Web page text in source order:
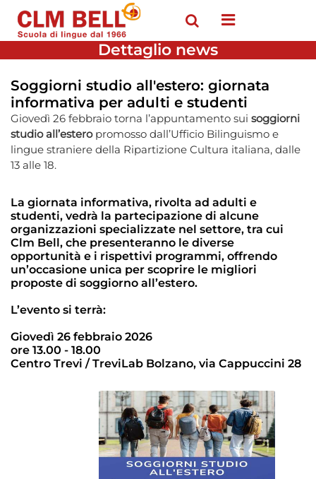
Open menu
Dettaglio news
Soggiorni studio all'estero: giornata
informativa per adulti e studenti
Giovedì 26 febbraio torna l’appuntamento sui soggiorni
studio all’esteropromosso dall’Ufficio Bilinguismo e
lingue straniere della Ripartizione Cultura italiana, dalle
13 alle 18.
La giornata informativa, rivolta ad adulti e
studenti, vedrà la partecipazione di alcune
organizzazioni specializzate nel settore, tra cui
Clm Bell, che presenteranno le diverse
opportunità e i rispettivi programmi, offrendo
un’occasione unica per scoprire le migliori
proposte di soggiorno all’estero.
L’evento si terrà:
Giovedì 26 febbraio 2026
ore 13.00 - 18.00
Centro Trevi / TreviLab Bolzano, via Cappuccini 28